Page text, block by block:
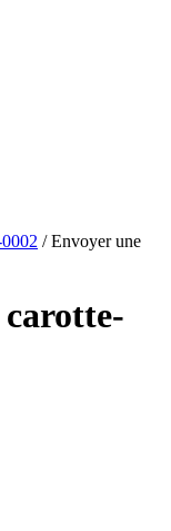
/ Envoyer une